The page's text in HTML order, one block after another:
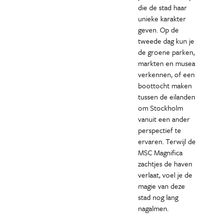
die de stad haar
unieke karakter
geven. Op de
tweede dag kun je
de groene parken,
markten en musea
verkennen, of een
boottocht maken
tussen de eilanden
om Stockholm
vanuit een ander
perspectief te
ervaren. Terwijl de
MSC Magnifica
zachtjes de haven
verlaat, voel je de
magie van deze
stad nog lang
nagalmen.